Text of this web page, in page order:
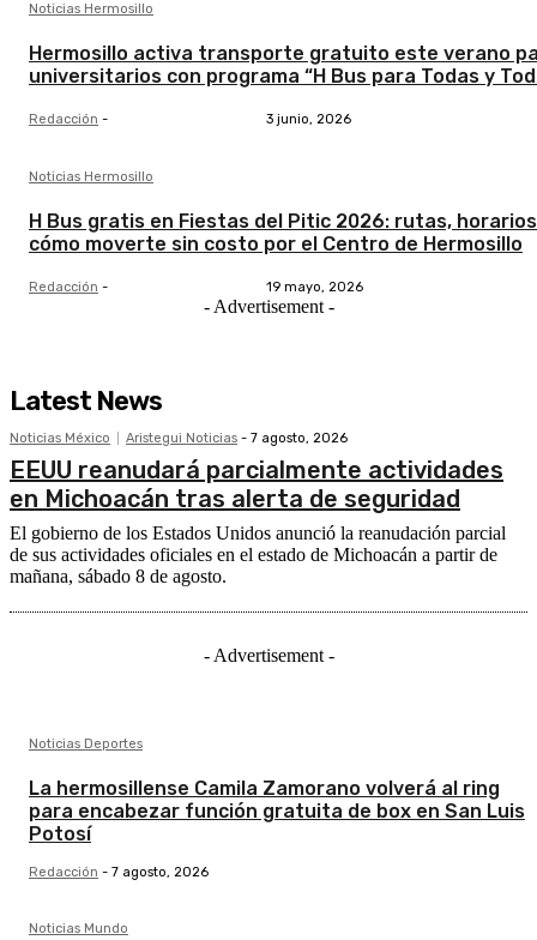
Noticias Hermosillo
Hermosillo activa transporte gratuito este verano
universitarios con programa “H Bus para Todas y
Redacción - 3 junio, 2026
Noticias Hermosillo
H Bus gratis en Fiestas del Pitic 2026: rutas,
cómo moverte sin costo por el Centro de Hermosillo
Redacción - 19 mayo, 2026
- Advertisement -
Latest News
Noticias México Aristegui Noticias - 7 agosto, 2026
EEUU reanudará parcialmente actividades
en Michoacán tras alerta de seguridad
El gobierno de los Estados Unidos anunció la reanudación parcial
de sus actividades oficiales en el estado de Michoacán a partir de
mañana, sábado 8 de agosto.
- Advertisement -
Noticias Deportes
La hermosillense Camila Zamorano volverá al ring
para encabezar función gratuita de box en San Luis
Potosí
Redacción - 7 agosto, 2026
Noticias Mundo